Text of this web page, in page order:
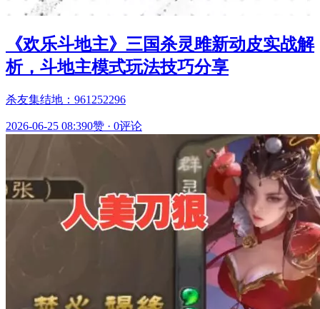
《欢乐斗地主》三国杀灵雎新动皮实战解
析，斗地主模式玩法技巧分享
杀友集结地：961252296
2026-06-25 08:390赞 · 0评论